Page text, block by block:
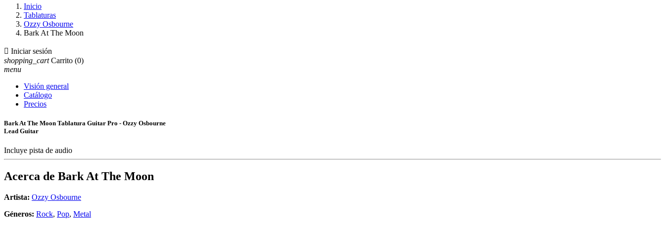
Inicio
Tablaturas
Ozzy Osbourne
Bark At The Moon
 Iniciar sesión
shopping_cart Carrito (0)
menu
Visión general
Catálogo
Precios
Bark At The Moon Tablatura Guitar Pro - Ozzy Osbourne
Lead Guitar
Incluye pista de audio
Acerca de Bark At The Moon
Artista: Ozzy Osbourne
Géneros: Rock, Pop, Metal